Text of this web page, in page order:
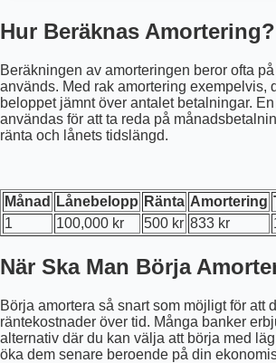
Hur Beräknas Amortering?
Beräkningen av amorteringen beror ofta
används. Med rak amortering exempelvis,
beloppet jämnt över antalet betalningar.
användas för att ta reda på
ränta och lånets tidslängd.
Månad Lånebelopp Ränta Amortering
1
100,000 kr 500 kr 833 kr
När Ska Man Börja
Börja amortera så snart som möjligt för att
räntekostnader över tid. Många banker
alternativ där du kan välja att börja med
öka dem senare beroende på din